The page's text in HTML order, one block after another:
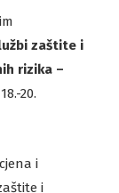
zaštite i
rizika –
20.
i
i